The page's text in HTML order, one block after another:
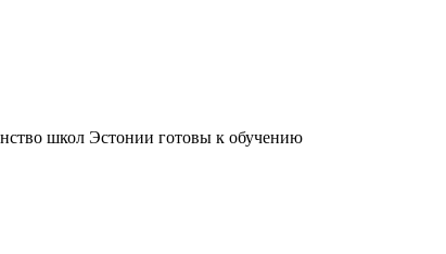
школ Эстонии готовы к обучению